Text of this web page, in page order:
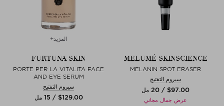
MELUMÉ SKINSCIENCE
MELANIN SPOT ERASER
سيروم التفتيح
$‌97.00 / 20 مل
عرض جمال مجاني
المزيد+
FURTUNA SKIN
PORTE PER LA VITALITA FACE
AND EYE SERUM
سيروم التفتيح
$‌129.00 / 15 مل